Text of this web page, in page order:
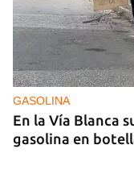
GASOLINA
En la Vía Blanca
gasolina en